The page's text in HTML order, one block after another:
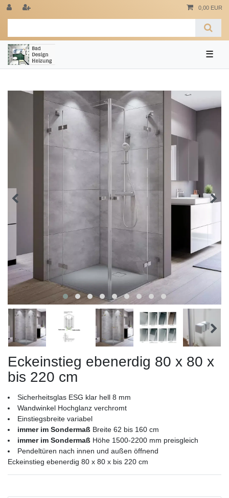
0,00 EUR
☰
Eckeinstieg ebenerdig 80 x 80 x
bis 220 cm
Sicherheitsglas ESG klar hell 8 mm
Wandwinkel Hochglanz verchromt
Einstiegsbreite variabel
immer im Sondermaß Breite 62 bis 160 cm
immer im Sondermaß Höhe 1500-2200 mm preisgleich
Pendeltüren nach innen und außen öffnend
Eckeinstieg ebenerdig 80 x 80 x bis 220 cm